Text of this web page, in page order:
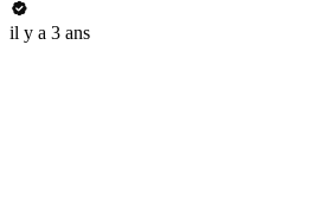
il y a 3 ans